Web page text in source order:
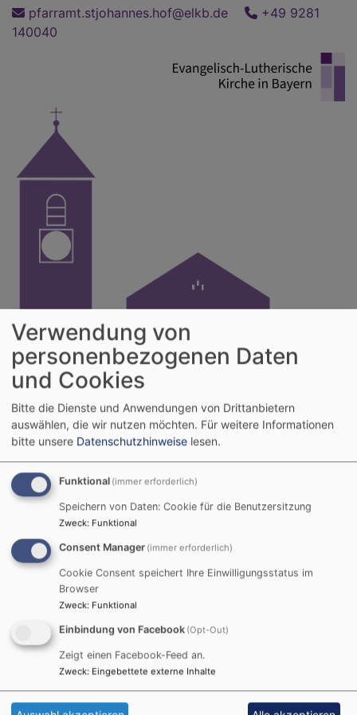
Direkt
zum
pfarramt.stjohannes.hof@elkb.de
+49 9281
140040
Kirchengemeinde Hof-St. Johannes
Hauptnavigation
Startseite Gemeinsam glauben
Verwendung von
personenbezogenen Daten
und Cookies
Bitte die Dienste und Anwendungen von Drittanbietern
auswählen, die wir nutzen möchten. Für weitere Informationen
bitte unsere Datenschutzhinweise lesen.
Funktional (immer erforderlich)
Speichern von Daten: Cookie für die Benutzersitzung
Zweck: Funktional
Consent Manager (immer erforderlich)
Cookie Consent speichert Ihre Einwilligungsstatus im
Browser
Zweck: Funktional
Einbindung von Facebook (Opt-Out)
Zeigt einen Facebook-Feed an.
Zweck: Eingebettete externe Inhalte